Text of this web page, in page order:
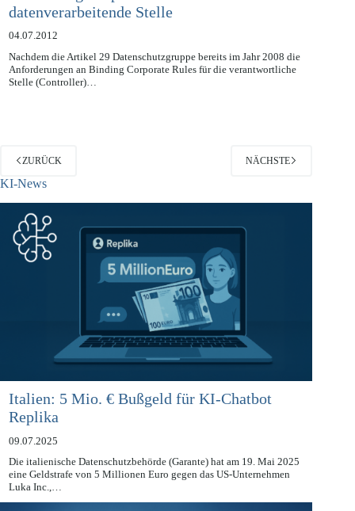
für Binding Corporate Rules für die
datenverarbeitende Stelle
04.07.2012
Nachdem die Artikel 29 Datenschutzgruppe bereits im Jahr 2008 die
Anforderungen an Binding Corporate Rules für die verantwortliche
ZURÜCK
KI-News
Italien: 5 Mio. € Bußgeld für KI-Chatbot
Replika
09.07.2025
Die italienische Datenschutzbehörde (Garante) hat am 19. Mai 2025
eine Geldstrafe von 5 Millionen Euro gegen das US-Unternehmen
Luka Inc.,…